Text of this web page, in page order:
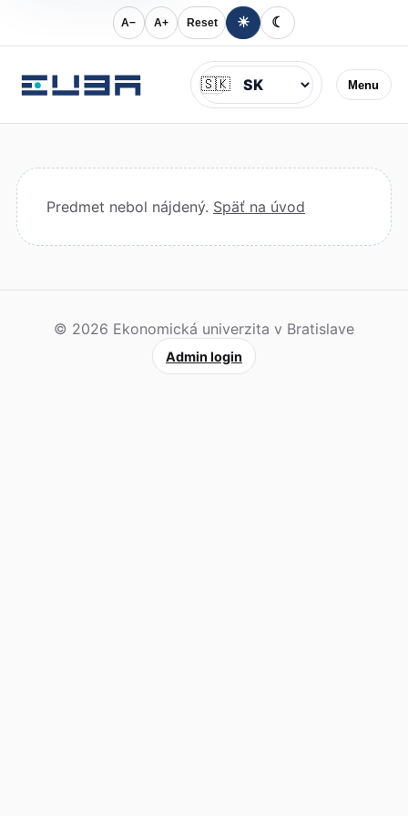
A− A+ Reset ☀ ☾
Menu
Jazyk
🇸🇰
Predmet nebol nájdený. Späť na úvod
© 2026 Ekonomická univerzita v Bratislave
Admin login